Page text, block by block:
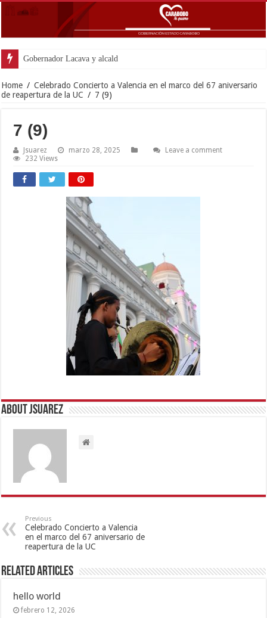
Gobernador Lacava y alcaldesa Riera supervisaron avances
Home / Celebrado Concierto a Valencia en el marco del 67 aniversario
de reapertura de la UC / 7 (9)
7 (9)
Jsuarez marzo 28, 2025
Leave a comment
232 Views
About Jsuarez
Previous
Celebrado Concierto a Valencia
en el marco del 67 aniversario de
reapertura de la UC
Related Articles
hello world
febrero 12, 2026